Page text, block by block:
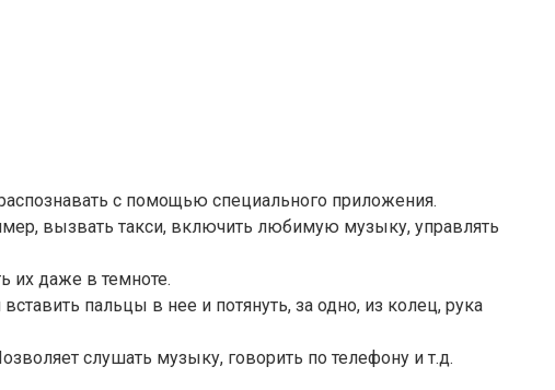
с помощью специального приложения.
вызвать такси, включить любимую музыку, управлять
их даже в темноте.
пальцы в нее и потянуть, за одно, из колец, рука
слушать музыку, говорить по телефону и т.д.